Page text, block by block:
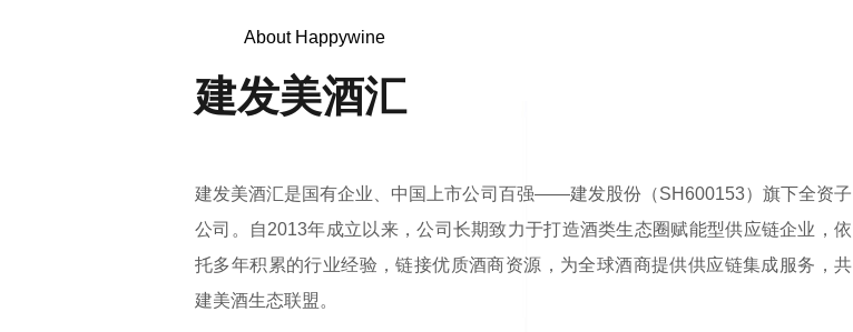
About Happywine
建发美酒汇
建发美酒汇是国有企业、中国上市公司百强——建发股份（SH600153）旗下全资子
公司。自2013年成立以来，公司长期致力于打造酒类生态圈赋能型供应链企业，依
托多年积累的行业经验，链接优质酒商资源，为全球酒商提供供应链集成服务，共
建美酒生态联盟。